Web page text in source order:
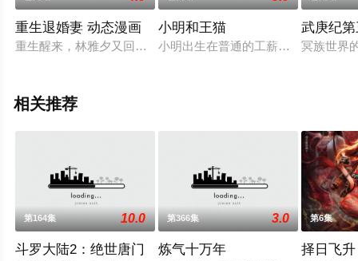
重生退婚妻 动态漫画
重生醒来，林雅夕又回到车祸的前一小时，尝尽前世心酸悲凉的
小明和王猫
小明出生在普通的工薪家庭，妈妈是
武庚纪
冥族世界
相关推荐
第164集 10.0
斗罗大陆2：绝世唐门
第366集 3.0
炼气十万年
第6集
择日飞升